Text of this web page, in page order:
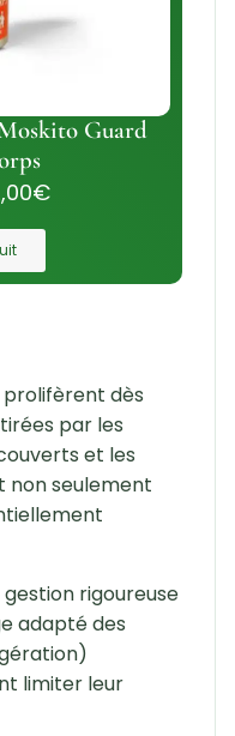
Guard
€
prolifèrent dès
par les
et les
non seulement
rigoureuse
adapté des
limiter leur